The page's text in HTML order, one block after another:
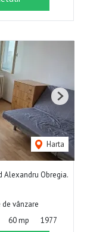
Harta
Next
Alexandru Obregia.
vânzare
60 mp 1977